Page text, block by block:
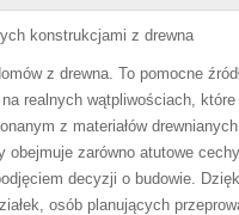
konstrukcjami z drewna
z drewna. To pomocne
realnych wątpliwościach,
z materiałów
zarówno atutowe
decyzji o budowie.
osób planujących